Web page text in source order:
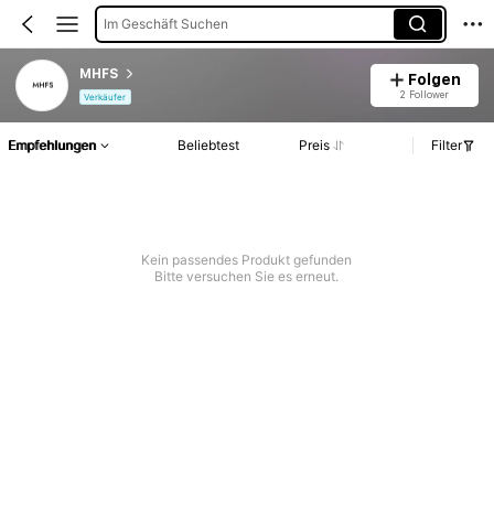
Im Geschäft Suchen
MHFS
Verkäufer
Folgen
2 Follower
Empfehlungen Beliebtest Preis Filter
Kein passendes Produkt gefunden
Bitte versuchen Sie es erneut.